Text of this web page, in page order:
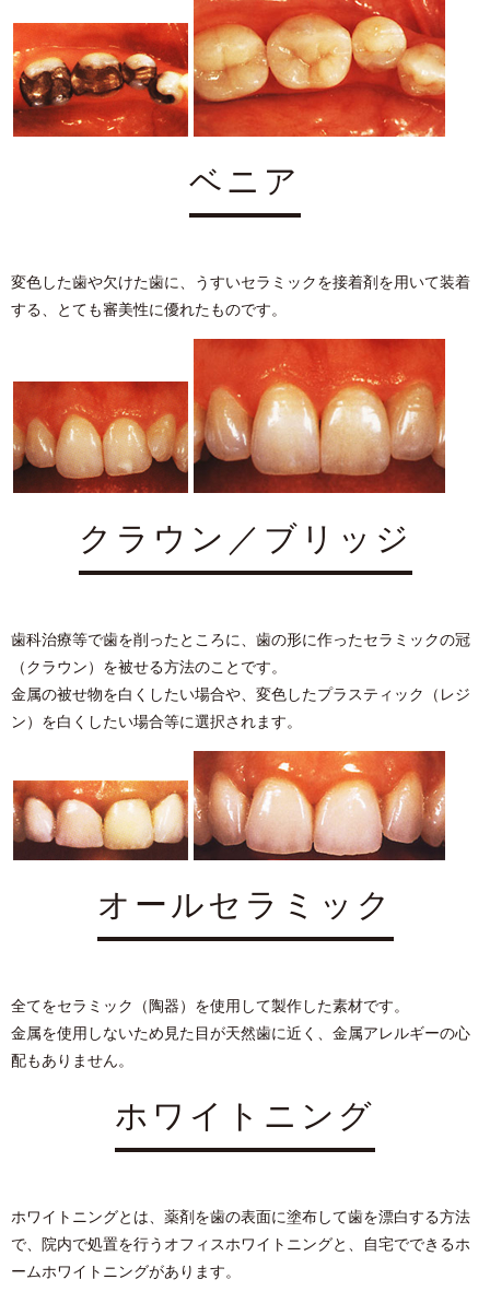
ベニア
変⾊した⻭や⽋けた⻭に、うすいセラミックを接着剤を⽤いて装着
する、とても審美性に優れたものです。
クラウン／ブリッジ
⻭科治療等で⻭を削ったところに、⻭の形に作ったセラミックの冠
（クラウン）を被せる⽅法のことです。
⾦属の被せ物を⽩くしたい場合や、変⾊したプラスティック（レジ
ン）を⽩くしたい場合等に選択されます。
オールセラミック
全てをセラミック（陶器）を使⽤して製作した素材です。
⾦属を使⽤しないため⾒た⽬が天然⻭に近く、⾦属アレルギーの⼼
配もありません。
ホワイトニング
ホワイトニングとは、薬剤を⻭の表⾯に塗布して⻭を漂⽩する⽅法
で、院内で処置を⾏うオフィスホワイトニングと、⾃宅でできるホ
ームホワイトニングがあります。